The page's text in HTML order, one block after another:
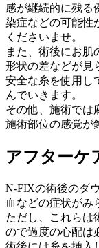
感が継続的に残る
染症などの可能性
くださいませ。
また、術後にお肌
形状の差などが見
安全な糸を使用し
んでいきます。
その他、施術では
施術部位の感覚が
アフターケ
N-FIXの術後のダ
血などの症状がみ
ただし、これらは
ので過度の心配は